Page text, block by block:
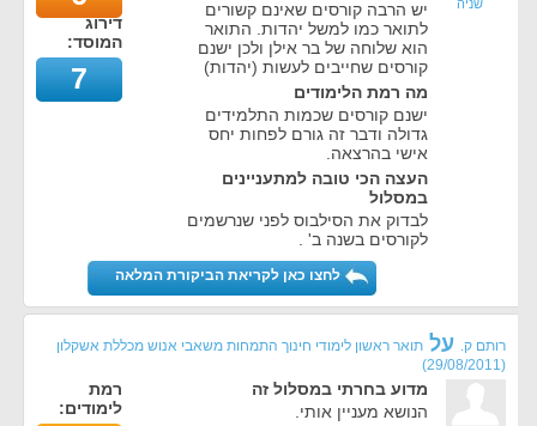
שניה
יש הרבה קורסים שאינם קשורים
לתואר כמו למשל יהדות. התואר
הוא שלוחה של בר אילן ולכן ישנם
קורסים שחייבים לעשות (יהדות)
מה רמת הלימודים
ישנם קורסים שכמות התלמידים
גדולה ודבר זה גורם לפחות יחס
אישי בהרצאה.
העצה הכי טובה למתעניינים
במסלול
לבדוק את הסילבוס לפני שנרשמים
לקורסים בשנה ב' .
דירוג
המוסד:
7
לחצו כאן לקריאת הביקורת המלאה
רותם ק. על תואר ראשון לימודי חינוך התמחות משאבי אנוש מכללת אשקלון
(
29/08/2011
)
מדוע בחרתי במסלול זה
הנושא מעניין אותי.
רמת
לימודים: